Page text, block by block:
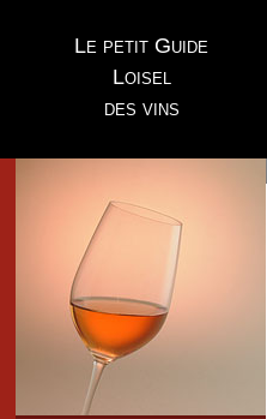
Le petit Guide
Loisel
des vins